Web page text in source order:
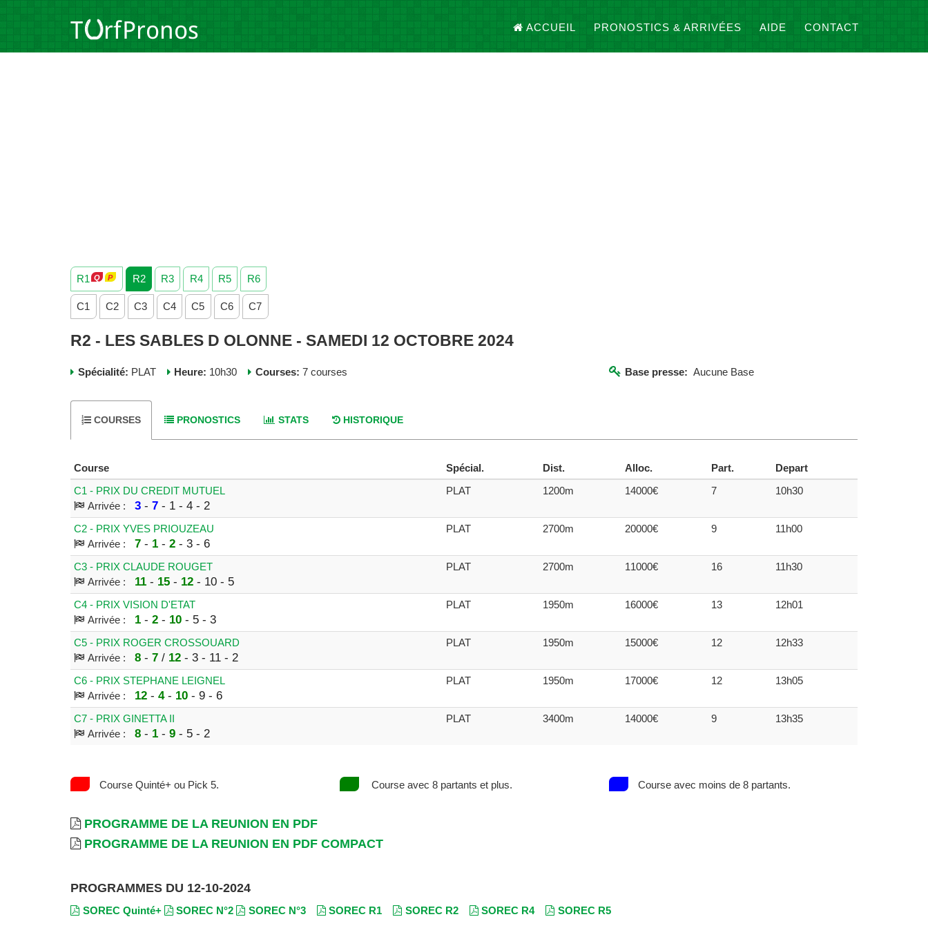
ACCUEIL PRONOSTICS & ARRIVÉES AIDE CONTACT
R1 R2 R3 R4 R5 R6
C1 C2 C3 C4 C5 C6 C7
R2 - LES SABLES D OLONNE - SAMEDI 12 OCTOBRE 2024
Spécialité: PLAT Heure: 10h30 Courses: 7 courses Base presse: Aucune Base
COURSES PRONOSTICS STATS HISTORIQUE
Course Spécial. Dist. Alloc. Part.
Depart
C1 - PRIX DU CREDIT MUTUEL
Arrivée :
3- 7- 1 - 4 - 2
PLAT 1200m 14000€ 7 10h30
C2 - PRIX YVES PRIOUZEAU
Arrivée :
7- 1- 2- 3 - 6
PLAT 2700m 20000€ 9 11h00
C3 - PRIX CLAUDE ROUGET
Arrivée :
11- 15- 12- 10 - 5
PLAT 2700m 11000€ 16 11h30
C4 - PRIX VISION D'ETAT
Arrivée :
1- 2- 10- 5 - 3
PLAT 1950m 16000€ 13 12h01
C5 - PRIX ROGER CROSSOUARD
Arrivée :
8- 7/ 12- 3 - 11 - 2
PLAT 1950m 15000€ 12 12h33
C6 - PRIX STEPHANE LEIGNEL
Arrivée :
12- 4- 10- 9 - 6
PLAT 1950m 17000€ 12 13h05
C7 - PRIX GINETTA II
Arrivée :
8- 1- 9- 5 - 2
PLAT 3400m 14000€ 9 13h35
Course Quinté+ ou Pick 5. Course avec 8 partants et plus. Course avec moins de 8 partants.
PROGRAMME DE LA REUNION EN PDF
PROGRAMME DE LA REUNION EN PDF COMPACT
PROGRAMMES DU 12-10-2024
SOREC Quinté+ SOREC N°2 SOREC N°3 SOREC R1 SOREC R2 SOREC R4 SOREC R5